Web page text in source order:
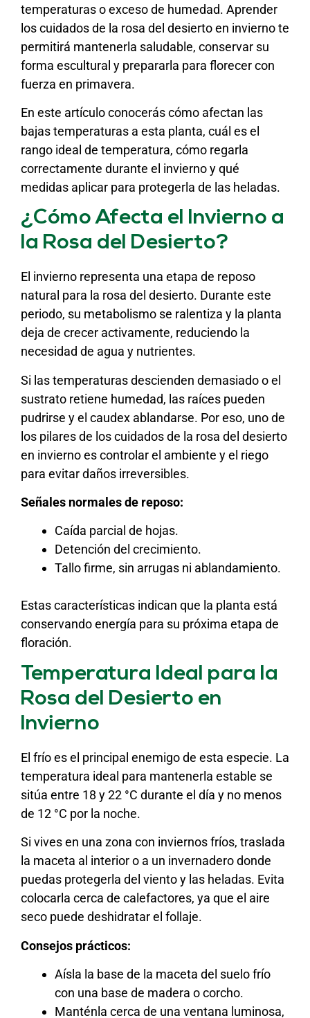
temperaturas o exceso de humedad. Aprender
los cuidados de la rosa del desierto en invierno te
permitirá mantenerla saludable, conservar su
forma escultural y prepararla para florecer con
fuerza en primavera.
En este artículo conocerás cómo afectan las
bajas temperaturas a esta planta, cuál es el
rango ideal de temperatura, cómo regarla
correctamente durante el invierno y qué
medidas aplicar para protegerla de las heladas.
¿Cómo Afecta el Invierno a
la Rosa del Desierto?
El invierno representa una etapa de reposo
natural para la rosa del desierto. Durante este
periodo, su metabolismo se ralentiza y la planta
deja de crecer activamente, reduciendo la
necesidad de agua y nutrientes.
Si las temperaturas descienden demasiado o el
sustrato retiene humedad, las raíces pueden
pudrirse y el caudex ablandarse. Por eso, uno de
los pilares de los cuidados de la rosa del desierto
en invierno es controlar el ambiente y el riego
para evitar daños irreversibles.
Señales normales de reposo:
Caída parcial de hojas.
Detención del crecimiento.
Tallo firme, sin arrugas ni ablandamiento.
Estas características indican que la planta está
conservando energía para su próxima etapa de
floración.
Temperatura Ideal para la
Rosa del Desierto en
Invierno
El frío es el principal enemigo de esta especie. La
temperatura ideal para mantenerla estable se
sitúa entre 18 y 22 °C durante el día y no menos
de 12 °C por la noche.
Si vives en una zona con inviernos fríos, traslada
la maceta al interior o a un invernadero donde
puedas protegerla del viento y las heladas. Evita
colocarla cerca de calefactores, ya que el aire
seco puede deshidratar el follaje.
Consejos prácticos:
Aísla la base de la maceta del suelo frío
con una base de madera o corcho.
Manténla cerca de una ventana luminosa,